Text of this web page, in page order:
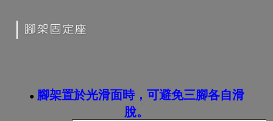
腳架固定座
● 腳架置於光滑面時，可避免三腳各自滑
脫。